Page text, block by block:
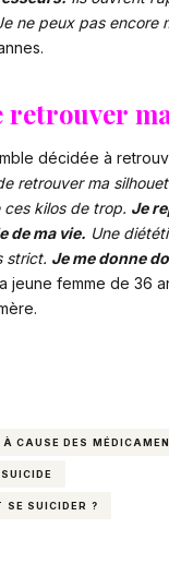
ne peux pas encore
retrouver
décidée à
retrouver ma
kilos de trop. Je
de ma vie. Une
strict. Je me donne
jeune femme de 36
CAUSE DES
SE SUICIDER ?